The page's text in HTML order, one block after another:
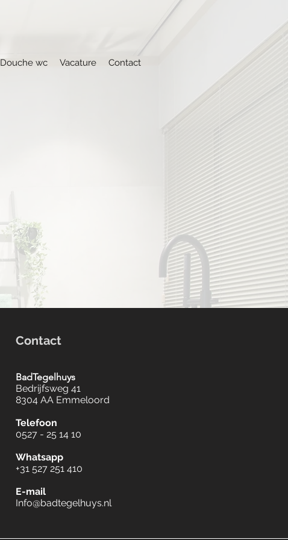
Douche wc Vacature Contact
BadTegelhuys
Bedrijfsweg 41
8304 AA Emmeloord
Telefoon
0527 - 25 14 10
Whatsapp
+31 527 251 410
E-mail
Info@badtegelhuys.nl
Contact